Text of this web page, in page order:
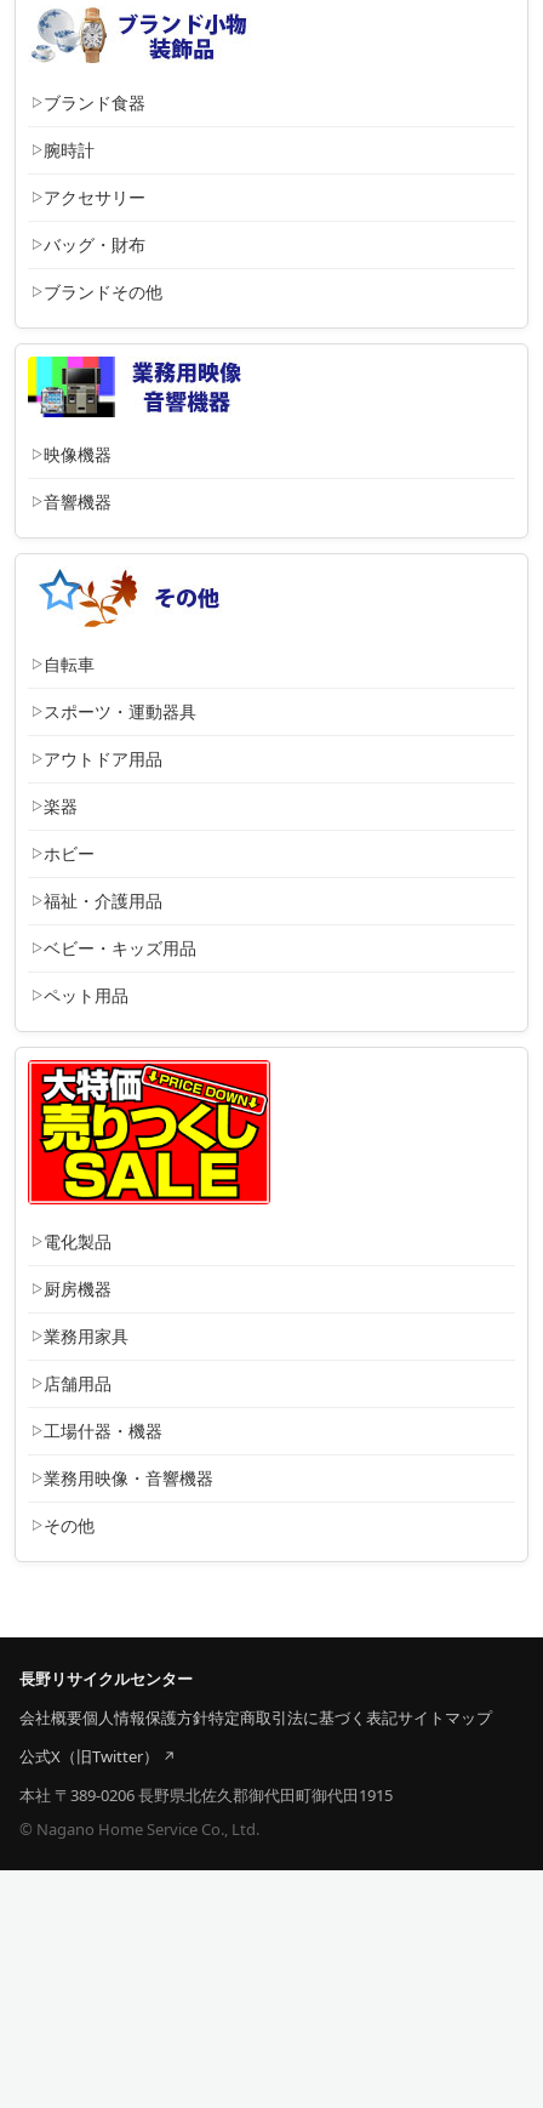
ブランド食器
腕時計
アクセサリー
バッグ・財布
ブランドその他
映像機器
音響機器
自転車
スポーツ・運動器具
アウトドア用品
楽器
ホビー
福祉・介護用品
ベビー・キッズ用品
ペット用品
電化製品
厨房機器
業務用家具
店舗用品
工場什器・機器
業務用映像・音響機器
その他
長野リサイクルセンター
会社概要個人情報保護方針特定商取引法に基づく表記サイトマップ
公式X（旧Twitter）
本社 〒389-0206 長野県北佐久郡御代田町御代田1915
© Nagano Home Service Co., Ltd.